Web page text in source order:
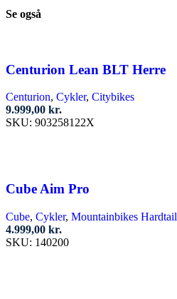
Se også
Centurion Lean BLT Herre
Centurion, Cykler, Citybikes
9.999,00 kr.
SKU: 903258122X
har
varianter.
Mulighederne
kan
vælges
Cube Aim Pro
Cube, Cykler, Mountainbikes Hardtail
4.999,00 kr.
SKU: 140200